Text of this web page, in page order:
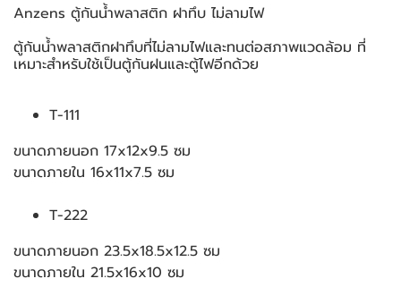
Anzens ตู้กันน้ำพลาสติก ฝาทึบ ไม่ลามไฟ
ตู้กันน้ำพลาสติกฝาทึบที่ไม่ลามไฟและทนต่อสภาพแวดล้อม ที่
เหมาะสำหรับใช้เป็นตู้กันฝนและตู้ไฟอีกด้วย
T-111
ขนาดภายนอก 17x12x9.5 ซม
ขนาดภายใน 16x11x7.5 ซม
T-222
ขนาดภายนอก 23.5x18.5x12.5 ซม
ขนาดภายใน 21.5x16x10 ซม